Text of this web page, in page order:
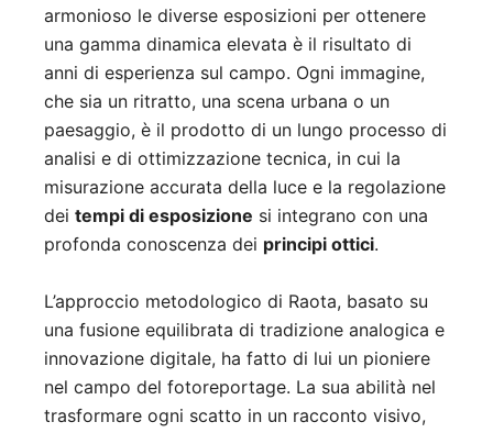
armonioso le diverse esposizioni per ottenere
una gamma dinamica elevata è il risultato di
anni di esperienza sul campo. Ogni immagine,
che sia un ritratto, una scena urbana o un
paesaggio, è il prodotto di un lungo processo di
analisi e di ottimizzazione tecnica, in cui la
misurazione accurata della luce e la regolazione
dei tempi di esposizione si integrano con una
profonda conoscenza dei principi ottici.
L’approccio metodologico di Raota, basato su
una fusione equilibrata di tradizione analogica e
innovazione digitale, ha fatto di lui un pioniere
nel campo del fotoreportage. La sua abilità nel
trasformare ogni scatto in un racconto visivo,